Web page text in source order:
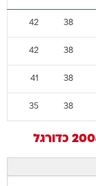
38
42
38
42
38
41
38
35
כדורגל